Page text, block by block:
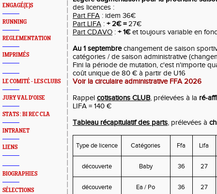
ENGAGÉ(E)S
RUNNING
REGLEMENTATION
IMPRIMÉS
LE COMITÉ - LES CLUBS
JURY VAL D'OISE
STATS : BI REC CLA
INTRANET
LIENS
BIOGRAPHIES
SÉLECTIONS
des licences :
Part FFA : idem 36€
Part LIFA : + 2€ =27€
Part CDAVO : + 1€et toujours variable en
Au 1 septembrechangement de saison
catégories / de saison administrative
Fini la période de mutation, c'est n'importe
coût unique de 80 € à partir de U16
Voir la circulaire administrative FFA 2026
Rappel cotisations CLUB, prélevées à la ré-
LIFA = 140 €
Tableau récapitulatif des parts, prélevées à
Type de licence Catégories Ffa Lifa
découverte Baby 36 27
découverte Ea / Po 36 27